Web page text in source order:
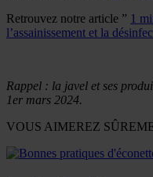
Retrouvez notre article ” 1
l’assainissement et la
Rappel : la javel et ses
1er mars 2024.
VOUS AIMEREZ